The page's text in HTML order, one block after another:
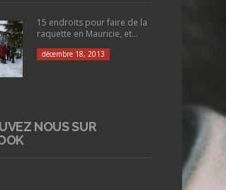
15 endroits pour faire de la
raquette en Mauricie, et...
décembre 18, 2013
NOUS SUR